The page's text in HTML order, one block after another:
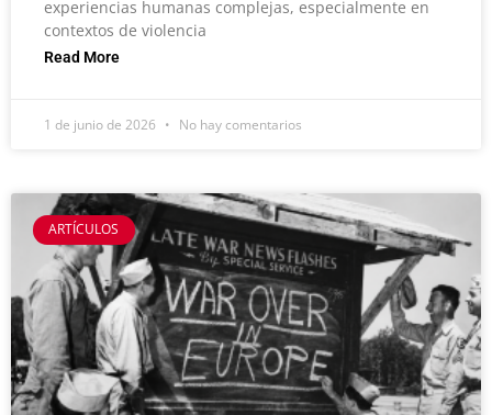
experiencias humanas complejas, especialmente en
contextos de violencia
Read More
1 de junio de 2026 No hay comentarios
ARTÍCULOS